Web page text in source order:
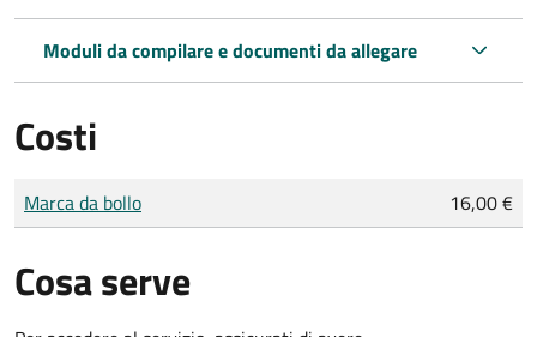
Moduli da compilare e documenti da allegare
Costi
Tipo di pagamento
Importo
Marca da bollo 16,00 €
Cosa serve